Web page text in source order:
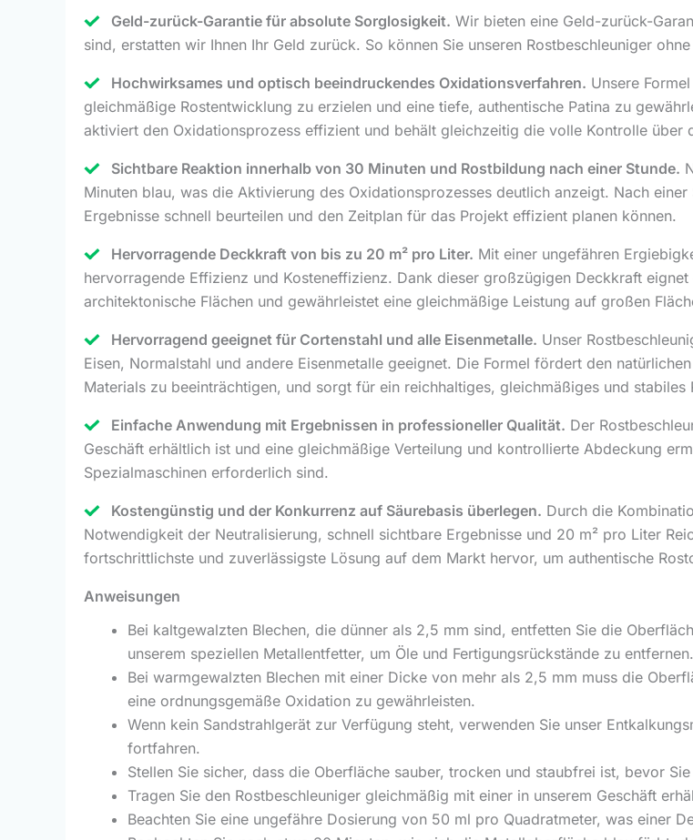
Geld-zurück-Garantie für absolute Sorglosigkeit. Wir bieten eine Geld-zurück-
sind, erstatten wir Ihnen Ihr Geld zurück. So können Sie unseren Rostbeschleuniger
Hochwirksames und optisch beeindruckendes Oxidationsverfahren. Unsere
gleichmäßige Rostentwicklung zu erzielen und eine tiefe, authentische Patina zu
aktiviert den Oxidationsprozess effizient und behält gleichzeitig die volle Kontrolle über
Sichtbare Reaktion innerhalb von 30 Minuten und Rostbildung nach einer Stunde.
Minuten blau, was die Aktivierung des Oxidationsprozesses deutlich anzeigt. Nach
Ergebnisse schnell beurteilen und den Zeitplan für das Projekt effizient planen können.
Hervorragende Deckkraft von bis zu 20 m² pro Liter. Mit einer ungefähren
hervorragende Effizienz und Kosteneffizienz. Dank dieser großzügigen Deckkraft
architektonische Flächen und gewährleistet eine gleichmäßige Leistung auf großen
Hervorragend geeignet für Cortenstahl und alle Eisenmetalle. Unser
Eisen, Normalstahl und andere Eisenmetalle geeignet. Die Formel fördert den
Materials zu beeinträchtigen, und sorgt für ein reichhaltiges, gleichmäßiges und stabiles
Einfache Anwendung mit Ergebnissen in professioneller Qualität. Der
Geschäft erhältlich ist und eine gleichmäßige Verteilung und kontrollierte Abdeckung
Spezialmaschinen erforderlich sind.
Kostengünstig und der Konkurrenz auf Säurebasis überlegen. Durch die
Notwendigkeit der Neutralisierung, schnell sichtbare Ergebnisse und 20 m² pro Liter
fortschrittlichste und zuverlässigste Lösung auf dem Markt hervor, um authentische
Anweisungen
Bei kaltgewalzten Blechen, die dünner als 2,5 mm sind, entfetten Sie die
unserem speziellen Metallentfetter, um Öle und Fertigungsrückstände zu entfernen.
Bei warmgewalzten Blechen mit einer Dicke von mehr als 2,5 mm muss die
eine ordnungsgemäße Oxidation zu gewährleisten.
Wenn kein Sandstrahlgerät zur Verfügung steht, verwenden Sie unser
fortfahren.
Stellen Sie sicher, dass die Oberfläche sauber, trocken und staubfrei ist, bevor
Tragen Sie den Rostbeschleuniger gleichmäßig mit einer in unserem Geschäft
Beachten Sie eine ungefähre Dosierung von 50 ml pro Quadratmeter, was einer